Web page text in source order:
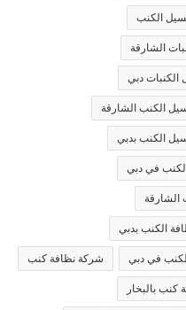
الكنب
الشارقة
دبي
الكنب الشارقة
الكنب بدبي
في دبي
الشارقة
الكنب بدبي
في دبي شركة نظافة كنب
بالبخار